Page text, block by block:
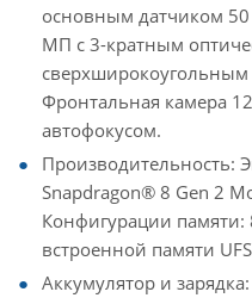
основным датчиком
МП с 3-кратным
Фронтальная камера
автофокусом.
Производительность:
Snapdragon® 8 Gen 2
Конфигурации
встроенной памяти
Аккумулятор и